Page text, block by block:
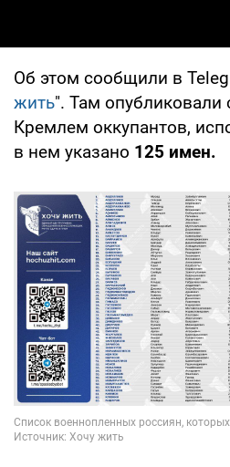
Об этом сообщили в
жить". Там
Кремлем оккупантов,
в нем указано 125 имен.